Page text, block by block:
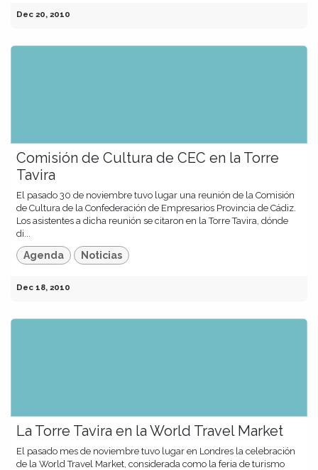
Dec 20, 2010
Comisión de Cultura de CEC en la Torre
Tavira
El pasado 30 de noviembre tuvo lugar una reunión de la Comisión
de Cultura de la Confederación de Empresarios Provincia de Cádiz.
Los asistentes a dicha reunión se citaron en la Torre Tavira, dónde
di...
Agenda Noticias
Dec 18, 2010
La Torre Tavira en la World Travel Market
El pasado mes de noviembre tuvo lugar en Londres la celebración
de la World Travel Market, considerada como la feria de turismo